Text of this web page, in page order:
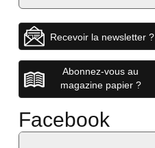
Recevoir la newsletter ?
Abonnez-vous au
magazine papier ?
Facebook